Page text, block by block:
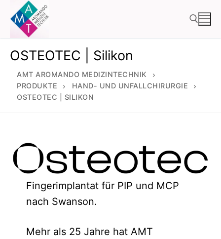
Zum
Inhalt
springen
Suchen nach:
OSTEOTEC | Silikon
AMT AROMANDO MEDIZINTECHNIK
PRODUKTE
HAND- UND UNFALLCHIRURGIE
OSTEOTEC | SILIKON
Fingerimplantat für PIP und MCP
nach Swanson.
Mehr als 25 Jahre hat AMT